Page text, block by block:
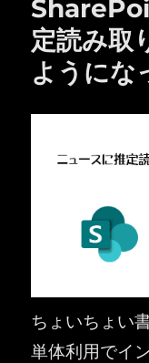
定読み取
ようにな
ちょいちょい
単体利用でイ